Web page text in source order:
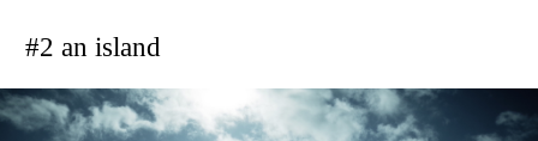
#2 an island